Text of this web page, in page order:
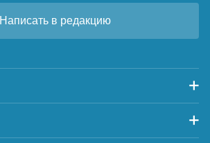
Написать в редакцию